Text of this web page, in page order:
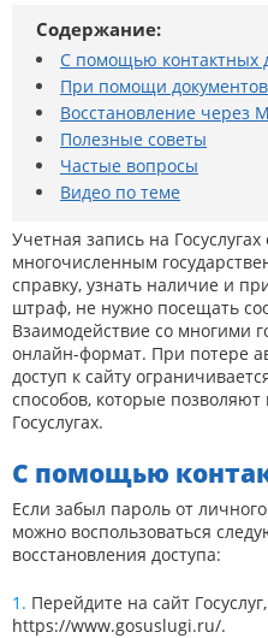
Содержание:
С помощью контактных
При помощи документов
Восстановление через
Полезные советы
Частые вопросы
Видео по теме
Учетная запись на
многочисленным
справку, узнать наличие и
штраф, не нужно посещать
Взаимодействие со многими
онлайн-формат. При потере
доступ к сайту
способов, которые позволяют
Госуслугах.
С помощью
Если забыл пароль от
можно воспользоваться
восстановления доступа:
Перейдите на сайт
https://www.gosuslugi.ru/.